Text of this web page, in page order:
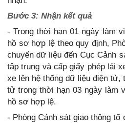
Bước 3: Nhận kết quả
- Trong thời hạn 01 ngày làm
hồ sơ hợp lệ theo quy định,
chuyển dữ liệu đến Cục Cảnh
tập trung và cấp giấy phép lái
xe lên hệ thống dữ liệu điện tử,
tử trong thời hạn 03 ngày làm
hồ sơ hợp lệ.
- Phòng Cảnh sát giao thông